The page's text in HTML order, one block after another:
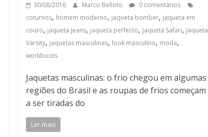
30/08/2016 Marco Belloto
0 comentários
coturnos, homem moderno, jaqueta bomber, jaqueta em
couro, jaqueta jeans, jaqueta perfecto, Jaqueta Safari, Jaqueta
Varsity, jaquetas masculinas, look masculino, moda,
workboots
Jaquetas masculinas: o frio chegou em algumas
regiões do Brasil e as roupas de frios começam
a ser tiradas do
Ler mais